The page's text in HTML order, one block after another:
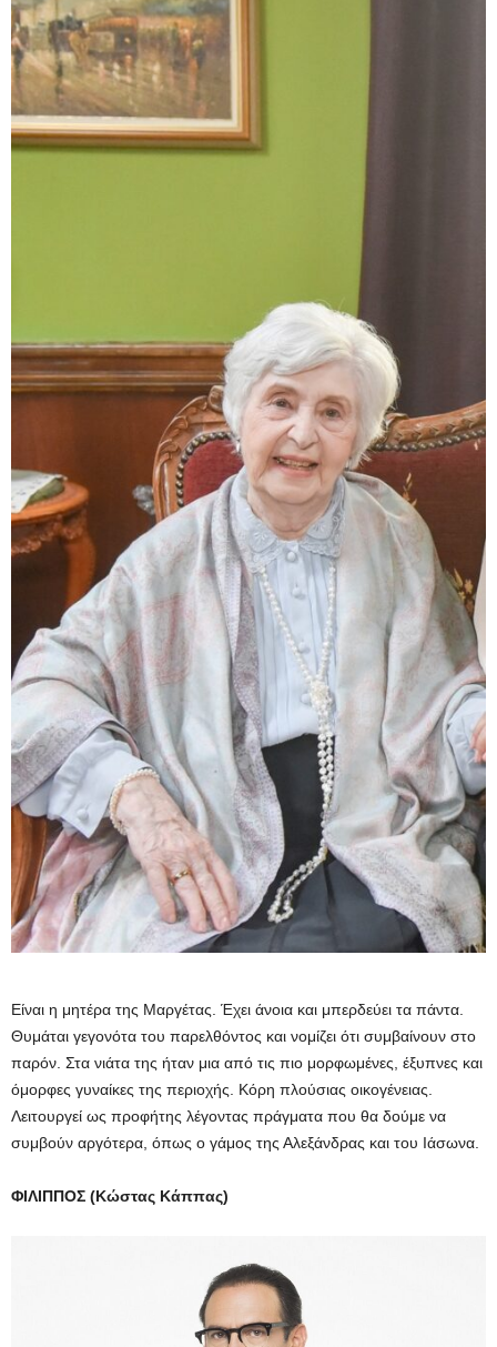
Είναι η μητέρα της Μαργέτας. Έχει άνοια και μπερδεύει τα πάντα.
Θυμάται γεγονότα του παρελθόντος και νομίζει ότι συμβαίνουν στο
παρόν. Στα νιάτα της ήταν μια από τις πιο μορφωμένες, έξυπνες και
όμορφες γυναίκες της περιοχής. Κόρη πλούσιας οικογένειας.
Λειτουργεί ως προφήτης λέγοντας πράγματα που θα δούμε να
συμβούν αργότερα, όπως ο γάμος της Αλεξάνδρας και του Ιάσωνα.
ΦΙΛΙΠΠΟΣ (Κώστας Κάππας)